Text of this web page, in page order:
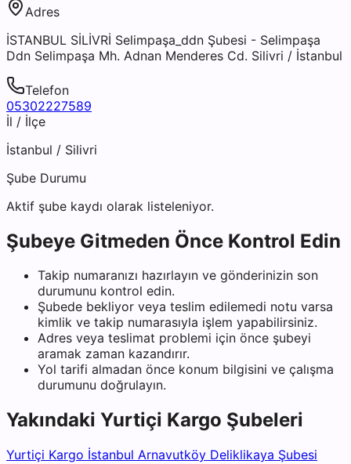
Adres
İSTANBUL SİLİVRİ Selimpaşa_ddn Şubesi - Selimpaşa
Ddn Selimpaşa Mh. Adnan Menderes Cd. Silivri / İstanbul
Telefon
05302227589
İl / İlçe
İstanbul / Silivri
Şube Durumu
Aktif şube kaydı olarak listeleniyor.
Şubeye Gitmeden Önce Kontrol Edin
Takip numaranızı hazırlayın ve gönderinizin son
durumunu kontrol edin.
Şubede bekliyor veya teslim edilemedi notu varsa
kimlik ve takip numarasıyla işlem yapabilirsiniz.
Adres veya teslimat problemi için önce şubeyi
aramak zaman kazandırır.
Yol tarifi almadan önce konum bilgisini ve çalışma
durumunu doğrulayın.
Yakındaki Yurtiçi Kargo Şubeleri
Yurtiçi Kargo İstanbul Arnavutköy Deliklikaya Şubesi